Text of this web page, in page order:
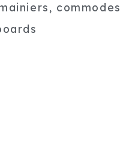
commodes